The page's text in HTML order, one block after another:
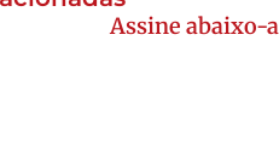
Assine abaixo-